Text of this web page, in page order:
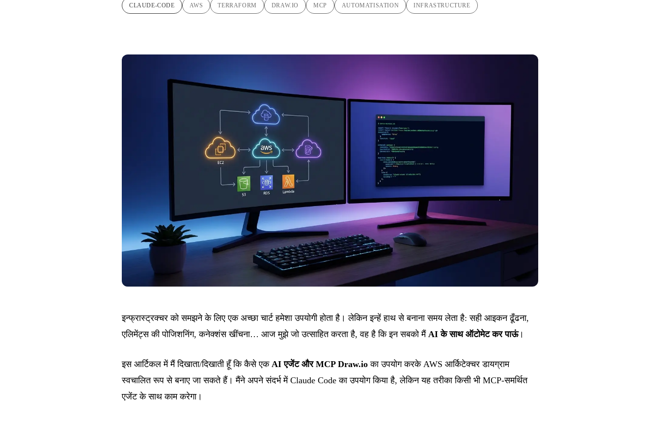
CLAUDE-CODE AWS TERRAFORM DRAW.IO MCP AUTOMATISATION INFRASTRUCTURE
इन्फ्रास्ट्रक्चर को समझने के लिए एक अच्छा चार्ट हमेशा उपयोगी होता है। लेकिन इन्हें हाथ से बनाना समय लेता है: सही आइकन ढूँढना,
एलिमेंट्स की पोजिशनिंग, कनेक्शंस खींचना… आज मुझे जो उत्साहित करता है, वह है कि इन सबको मैं AI के साथ ऑटोमेट कर पाऊं।
इस आर्टिकल में मैं दिखाता/दिखाती हूँ कि कैसे एक AI एजेंट और MCP Draw.io का उपयोग करके AWS आर्किटेक्चर डायग्राम
स्वचालित रूप से बनाए जा सकते हैं। मैंने अपने संदर्भ में Claude Code का उपयोग किया है, लेकिन यह तरीका किसी भी MCP-समर्थित
एजेंट के साथ काम करेगा।